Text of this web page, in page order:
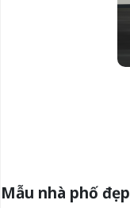
Mẫu nhà phố đẹp